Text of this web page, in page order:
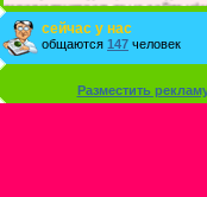
зарегистрироваться на сайте и/
своими логином и паролем.
сейчас у нас
общаются 147 человек
Разместить